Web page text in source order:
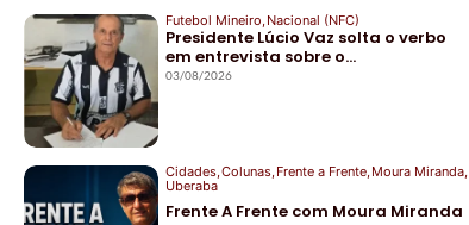
Futebol Mineiro Nacional (NFC)
Presidente Lúcio Vaz solta o verbo
em entrevista sobre o…
03/08/2026
Cidades,Colunas,Frente a Frente,Moura Miranda,
Uberaba
Frente A Frente com Moura Miranda